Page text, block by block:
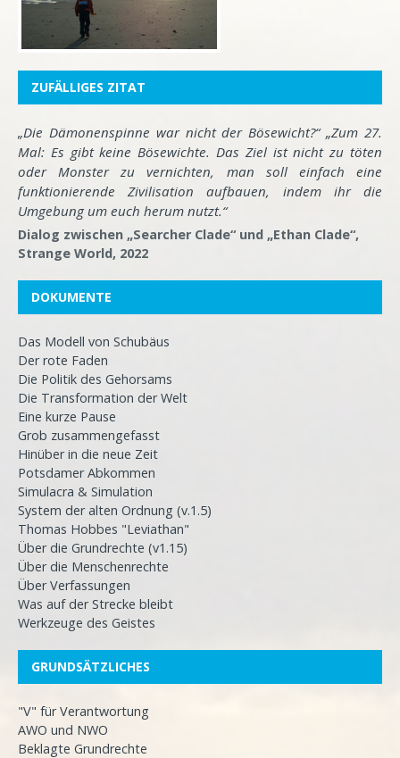
ZUFÄLLIGES ZITAT
„Die Dämonenspinne war nicht der Bösewicht?“ „Zum 27.
Mal: Es gibt keine Bösewichte. Das Ziel ist nicht zu töten
oder Monster zu vernichten, man soll einfach eine
funktionierende Zivilisation aufbauen, indem ihr die
Umgebung um euch herum nutzt.“
Dialog zwischen „Searcher Clade“ und „Ethan Clade“,
Strange World, 2022
DOKUMENTE
Das Modell von Schubäus
Der rote Faden
Die Politik des Gehorsams
Die Transformation der Welt
Eine kurze Pause
Grob zusammengefasst
Hinüber in die neue Zeit
Potsdamer Abkommen
Simulacra & Simulation
System der alten Ordnung (v.1.5)
Thomas Hobbes "Leviathan"
Über die Grundrechte (v1.15)
Über die Menschenrechte
Über Verfassungen
Was auf der Strecke bleibt
Werkzeuge des Geistes
GRUNDSÄTZLICHES
"V" für Verantwortung
AWO und NWO
Beklagte Grundrechte